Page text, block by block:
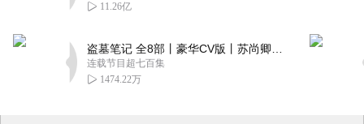
11.26亿
连载节目超七百集
1474.22万